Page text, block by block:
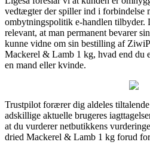
vedtægter der spiller ind i forbindelse
ombytningspolitik e-handlen tilbyder.
relevant, at man permanent bevarer
kunne vidne om sin bestilling af
Mackerel & Lamb 1 kg, hvad end du
en mand eller kvinde.
Trustpilot forærer dig aldeles
adskillige aktuelle brugeres
at du vurderer netbutikkens
dried Mackerel & Lamb 1 kg forud